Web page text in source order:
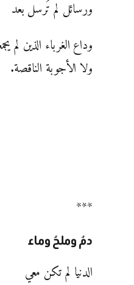
ورسائل لم تُرسل بعد
وداع الغرباء الذين لم
ولا الأجوبة الناقصة.
***
دمٌ وملحٌ وماء
الدنيا لم تكن معي